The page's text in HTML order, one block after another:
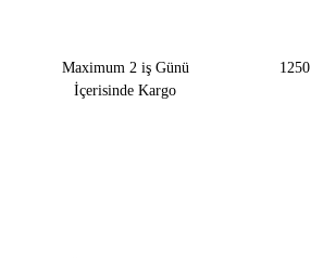
Maximum 2 iş Günü
İçerisinde Kargo